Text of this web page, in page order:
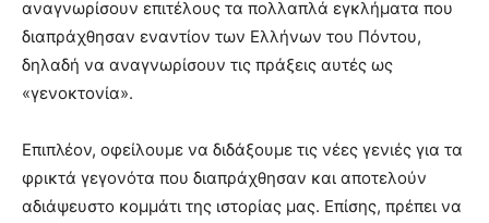
αναγνωρίσουν επιτέλους τα πολλαπλά εγκλήµατα που
διαπράχθησαν εναντίον των Ελλήνων του Πόντου,
δηλαδή να αναγνωρίσουν τις πράξεις αυτές ως
«γενοκτονία».
Επιπλέον, οφείλουµε να διδάξουµε τις νέες γενιές για τα
φρικτά γεγονότα που διαπράχθησαν και αποτελούν
αδιάψευστο κοµµάτι της ιστορίας µας. Επίσης, πρέπει να